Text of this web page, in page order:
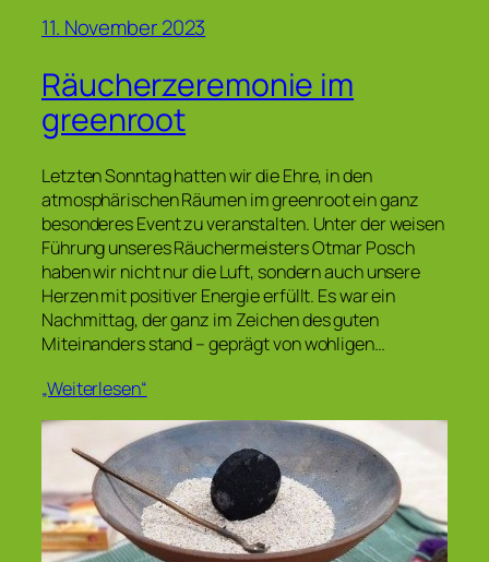
11. November 2023
Räucherzeremonie im
greenroot
Letzten Sonntag hatten wir die Ehre, in den
atmosphärischen Räumen im greenroot ein ganz
besonderes Event zu veranstalten. Unter der weisen
Führung unseres Räuchermeisters Otmar Posch
haben wir nicht nur die Luft, sondern auch unsere
Herzen mit positiver Energie erfüllt. Es war ein
Nachmittag, der ganz im Zeichen des guten
Miteinanders stand – geprägt von wohligen…
„Weiterlesen“